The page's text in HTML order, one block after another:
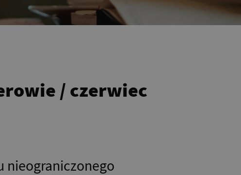
/ czerwiec
nieograniczonego